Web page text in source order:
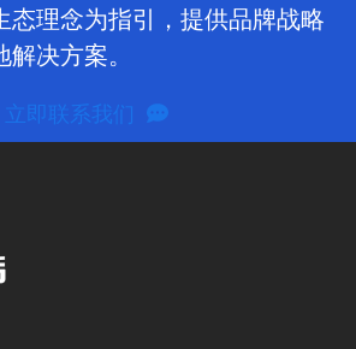
态理念为指引，提供品牌战略
决方案。
立即联系我们